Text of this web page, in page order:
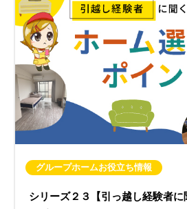
グループホームお役立ち情報
シリーズ２３【引っ越し経験者